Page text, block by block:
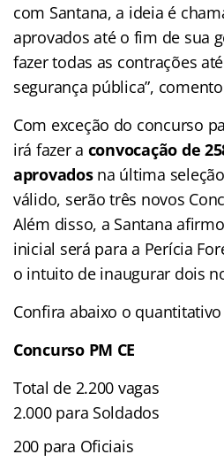
com Santana, a ideia é
aprovados até o fim de sua
fazer todas as contrações
segurança pública”,
Com exceção do concurso
irá fazer a convocação de
aprovadosna última
válido, serão três novos
Além disso, a Santana
inicial será para a Perícia
o intuito de inaugurar dois
Confira abaixo o
Concurso PM CE
Total de 2.200 vagas
2.000 para Soldados
200 para Oficiais